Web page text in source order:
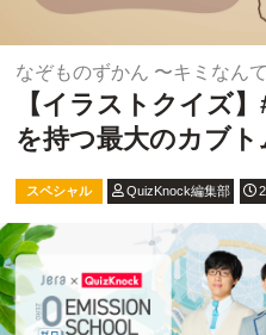
なぞものずかん 〜キミなん
【イラストクイズ
を持つ最大のカブト
スペシャル QuizKnock編集部